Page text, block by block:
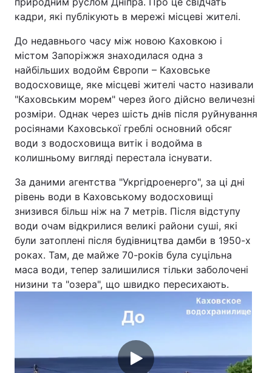
кадри, які публікують в мережі місцеві жителі.
До недавнього часу між новою Каховкою і
містом Запоріжжя знаходилася одна з
найбільших водойм Європи – Каховське
водосховище, яке місцеві жителі часто називали
"Каховським морем" через його дійсно величезні
розміри. Однак через шість днів після руйнування
росіянами Каховської греблі основний обсяг
води з водосховища витік і водойма в
колишньому вигляді перестала існувати.
За даними агентства "Укргідроенерго", за ці дні
рівень води в Каховському водосховищі
знизився більш ніж на 7 метрів. Після відступу
води очам відкрилися великі райони суші, які
були затоплені після будівництва дамби в 1950-х
роках. Там, де майже 70-років була суцільна
маса води, тепер залишилися тільки заболочені
низини та "озера", що швидко пересихають.